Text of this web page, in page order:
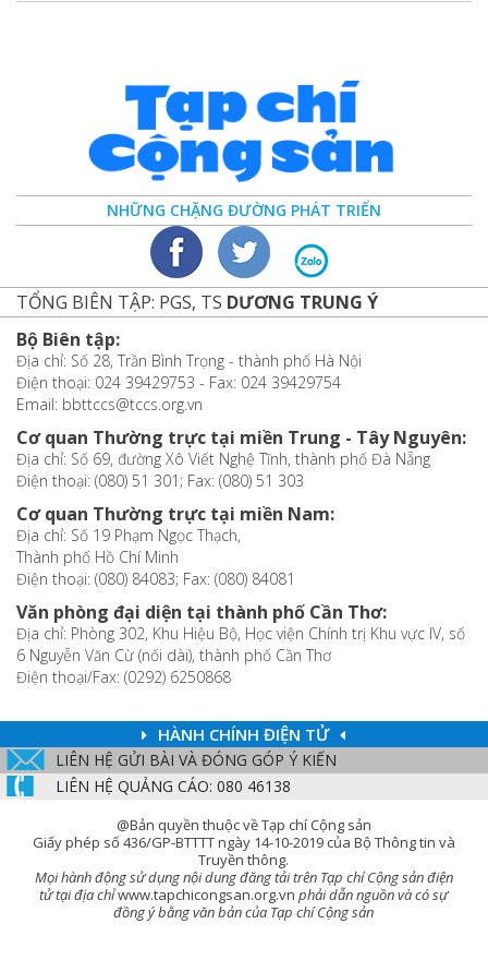
NHỮNG CHẶNG ĐƯỜNG PHÁT TRIỂN
TỔNG BIÊN TẬP: PGS, TS DƯƠNG TRUNG Ý
Bộ Biên tập:
Địa chỉ: Số 28, Trần Bình Trọng - thành phố Hà Nội
Điện thoại: 024 39429753 - Fax: 024 39429754
Email: bbttccs@tccs.org.vn
Cơ quan Thường trực tại miền Trung - Tây Nguyên:
Địa chỉ: Số 69, đường Xô Viết Nghệ Tĩnh, thành phố Đà Nẵng
Điện thoại: (080) 51 301; Fax: (080) 51 303
Cơ quan Thường trực tại miền Nam:
Địa chỉ: Số 19 Phạm Ngọc Thạch,
Thành phố Hồ Chí Minh
Điện thoại: (080) 84083; Fax: (080) 84081
Văn phòng đại diện tại thành phố Cần Thơ:
Địa chỉ: Phòng 302, Khu Hiệu Bộ, Học viện Chính trị Khu vực IV, số
6 Nguyễn Văn Cừ (nối dài), thành phố Cần Thơ
Điện thoại/Fax: (0292) 6250868
HÀNH CHÍNH ĐIỆN TỬ
LIÊN HỆ GỬI BÀI VÀ ĐÓNG GÓP Ý KIẾN
LIÊN HỆ QUẢNG CÁO: 080 46138
@Bản quyền thuộc về Tạp chí Cộng sản
Giấy phép số 436/GP-BTTTT ngày 14-10-2019 của Bộ Thông tin và
Truyền thông.
Mọi hành động sử dụng nội dung đăng tải trên Tạp chí Cộng sản điện
tử tại địa chỉwww.tapchicongsan.org.vnphải dẫn nguồn và có sự
đồng ý bằng văn bản của Tạp chí Cộng sản